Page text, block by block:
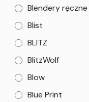
Blendery ręczne
Blist
BLITZ
BlitzWolf
Blow
Blue Print